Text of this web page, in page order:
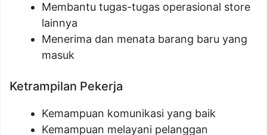
Membantu tugas-tugas operasional store
lainnya
Menerima dan menata barang baru yang
masuk
Ketrampilan Pekerja
Kemampuan komunikasi yang baik
Kemampuan melayani pelanggan